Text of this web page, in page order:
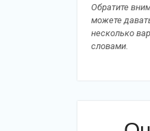
Обратите
можете
несколько
словами.